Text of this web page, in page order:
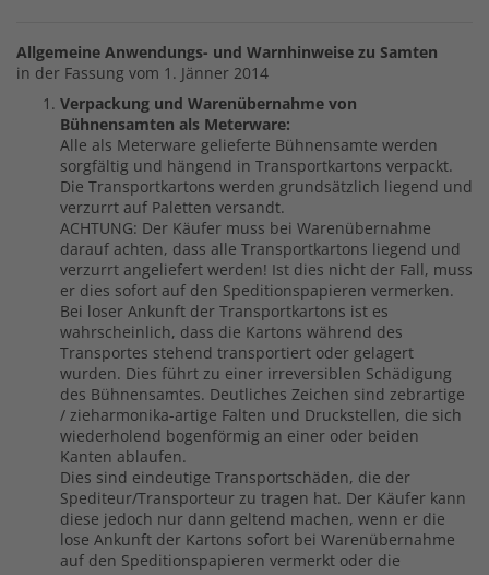
Allgemeine Anwendungs- und Warnhinweise zu Samten
in der Fassung vom 1. Jänner 2014
Verpackung und Warenübernahme von
Bühnensamten als Meterware:
Alle als Meterware gelieferte Bühnensamte werden
sorgfältig und hängend in Transportkartons verpackt.
Die Transportkartons werden grundsätzlich liegend und
verzurrt auf Paletten versandt.
ACHTUNG: Der Käufer muss bei Warenübernahme
darauf achten, dass alle Transportkartons liegend und
verzurrt angeliefert werden! Ist dies nicht der Fall, muss
er dies sofort auf den Speditionspapieren vermerken.
Bei loser Ankunft der Transportkartons ist es
wahrscheinlich, dass die Kartons während des
Transportes stehend transportiert oder gelagert
wurden. Dies führt zu einer irreversiblen Schädigung
des Bühnensamtes. Deutliches Zeichen sind zebrartige
/ zieharmonika-artige Falten und Druckstellen, die sich
wiederholend bogenförmig an einer oder beiden
Kanten ablaufen.
Dies sind eindeutige Transportschäden, die der
Spediteur/Transporteur zu tragen hat. Der Käufer kann
diese jedoch nur dann geltend machen, wenn er die
lose Ankunft der Kartons sofort bei Warenübernahme
auf den Speditionspapieren vermerkt oder die